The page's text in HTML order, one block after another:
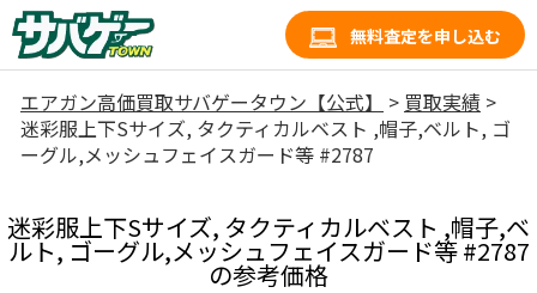
無料査定を申し込む
エアガン高価買取サバゲータウン【公式】 > 買取実績 >
迷彩服上下Sサイズ, タクティカルベスト ,帽子,ベルト, ゴ
ーグル,メッシュフェイスガード等 #2787
迷彩服上下Sサイズ, タクティカルベスト ,帽子,ベ
ルト, ゴーグル,メッシュフェイスガード等 #2787
の参考価格